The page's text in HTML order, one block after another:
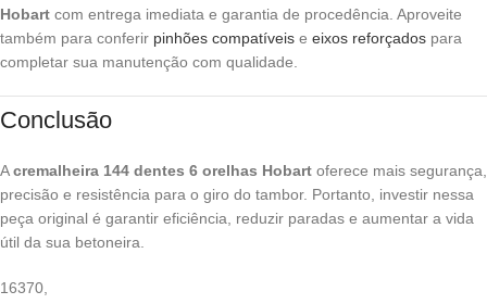
Hobart com entrega imediata e garantia de procedência. Aproveite
também para conferir pinhões compatíveis e eixos reforçados para
completar sua manutenção com qualidade.
Conclusão
Acremalheira 144 dentes 6 orelhas Hobart oferece mais segurança,
precisão e resistência para o giro do tambor. Portanto, investir nessa
peça original é garantir eficiência, reduzir paradas e aumentar a vida
útil da sua betoneira.
16370,